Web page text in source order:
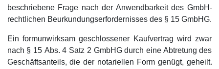
beschriebene Frage nach der Anwendbarkeit des GmbH-
rechtlichen Beurkundungserfordernisses des § 15 GmbHG.
Ein formunwirksam geschlossener Kaufvertrag wird zwar
nach § 15 Abs. 4 Satz 2 GmbHG durch eine Abtretung des
Geschäftsanteils, die der notariellen Form genügt, geheilt.